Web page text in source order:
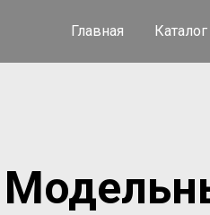
Главная Каталог